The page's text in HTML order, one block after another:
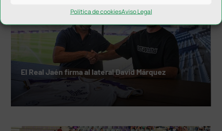
Política de cookiesAviso Legal
El Real Jaén firma al lateral David Márquez